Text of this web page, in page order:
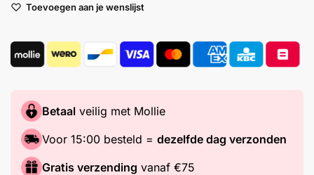
Toevoegen aan je wenslijst
Betaal veilig met Mollie
Voor 15:00 besteld = dezelfde dag verzonden
Gratis verzending vanaf €75